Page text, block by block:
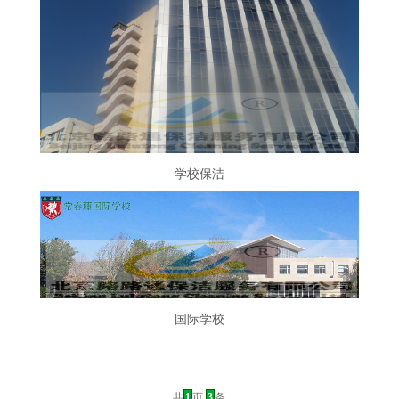
学校保洁
国际学校